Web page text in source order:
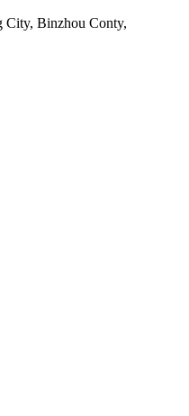
City, Binzhou Conty,